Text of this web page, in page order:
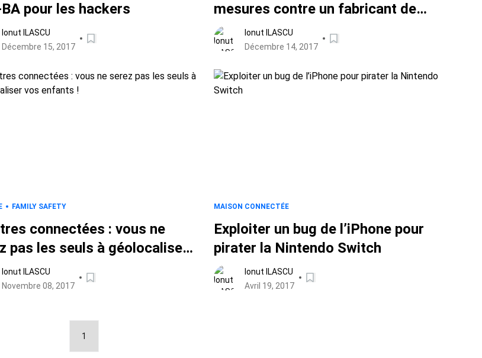
BA pour les hackers
Ionut ILASCU
Décembre 15, 2017
mesures contre un fabricant de
jouets connectés
Ionut ILASCU
Décembre 14, 2017
FAMILY SAFETY
connectées : vous ne
pas les seuls à géolocaliser
!
Ionut ILASCU
Novembre 08, 2017
MAISON CONNECTÉE
Exploiter un bug de l’iPhone pour
pirater la Nintendo Switch
Ionut ILASCU
Avril 19, 2017
1